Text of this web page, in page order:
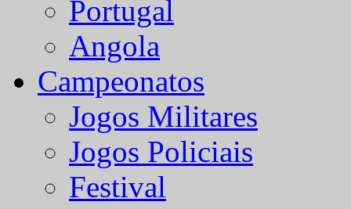
Portugal
Angola
Campeonatos
Jogos Militares
Jogos Policiais
Festival